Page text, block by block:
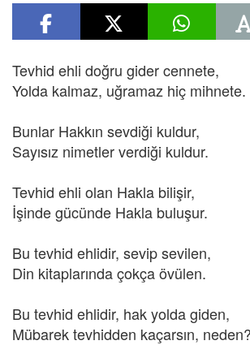
Tevhid ehli doğru gider cennete,
Yolda kalmaz, uğramaz hiç mihnete.
Bunlar Hakkın sevdiği kuldur,
Sayısız nimetler verdiği kuldur.
Tevhid ehli olan Hakla bilişir,
İşinde gücünde Hakla buluşur.
Bu tevhid ehlidir, sevip sevilen,
Din kitaplarında çokça övülen.
Bu tevhid ehlidir, hak yolda giden,
Mübarek tevhidden kaçarsın, neden?